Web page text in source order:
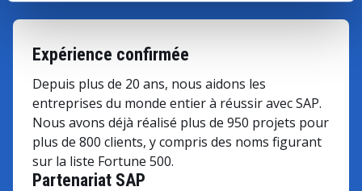
Expérience confirmée
Depuis plus de 20 ans, nous aidons les
entreprises du monde entier à réussir avec SAP.
Nous avons déjà réalisé plus de 950 projets pour
plus de 800 clients, y compris des noms figurant
sur la liste Fortune 500.
Partenariat SAP